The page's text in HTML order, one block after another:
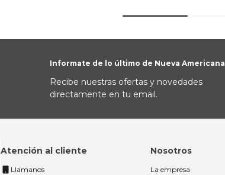
Informate de lo último de Nueva Americana
Recibe nuestras ofertas y novedades
directamente en tu email.
Atención al cliente
Llamanos
Nosotros
La empresa